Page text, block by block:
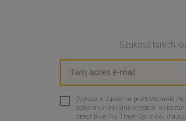
Szukasz tanich
Wyrażam zgodę na przetwarzanie
telekomunikacyjne w celach
przez Blue Sky Travel Sp. z o.o.,